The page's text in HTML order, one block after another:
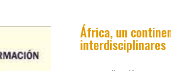
África, un
interdisciplinares